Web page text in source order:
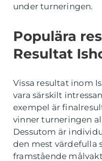
under turneringen.
Populära
Resultat
Vissa resultat inom
vara särskilt
exempel är
vinner turneringen
Dessutom är
den mest värdefulla
framstående